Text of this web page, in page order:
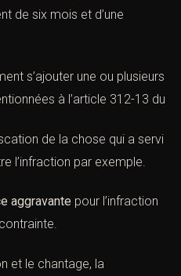
de six mois et d’une
s’ajouter une ou plusieurs
à l’article 312-13 du
de la chose qui a servi
l’infraction par exemple.
aggravante pour l’infraction
et le chantage, la